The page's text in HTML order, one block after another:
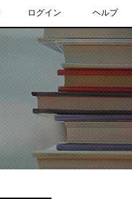
ログイン ヘルプ